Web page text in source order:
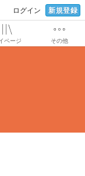
ログイン 新規登録
ページ その他